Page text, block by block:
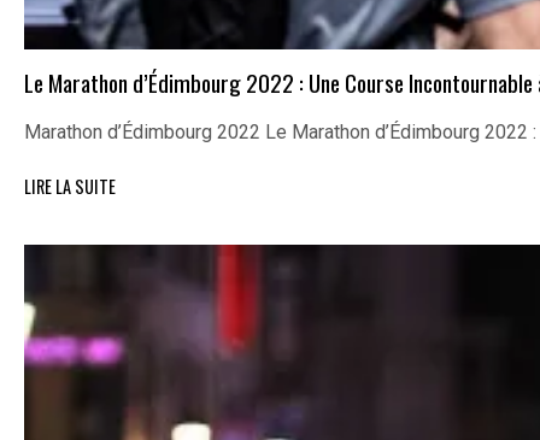
Le Marathon d’Édimbourg 2022 : Une Course Incontournable
Marathon d’Édimbourg 2022 Le Marathon d’Édimbourg
LIRE LA SUITE